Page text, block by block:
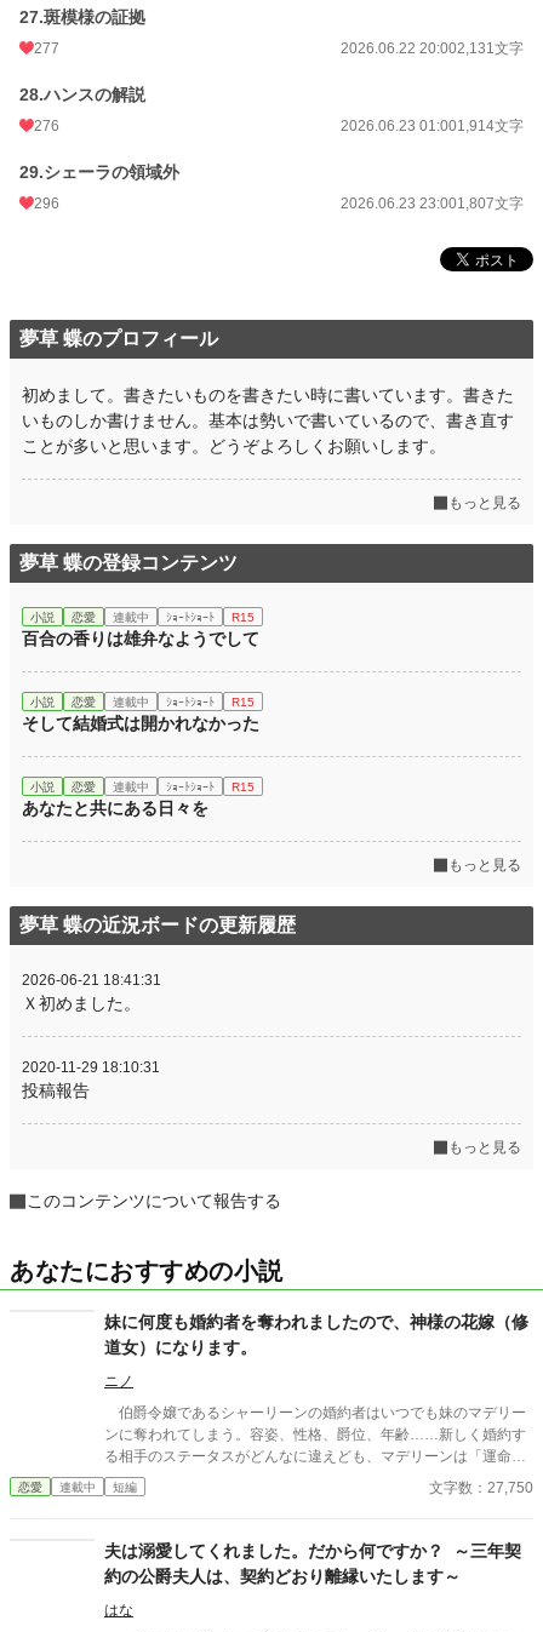
27.斑模様の証拠
277 2026.06.22 20:002,131文字
28.ハンスの解説
276 2026.06.23 01:001,914文字
29.シェーラの領域外
296 2026.06.23 23:001,807文字
夢草 蝶のプロフィール
初めまして。書きたいものを書きたい時に書いています。書きた
いものしか書けません。基本は勢いで書いているので、書き直す
ことが多いと思います。どうぞよろしくお願いします。
もっと見る
夢草 蝶の登録コンテンツ
小説 恋愛 連載中 ｼｮｰﾄｼｮｰﾄ R15
百合の香りは雄弁なようでして
小説 恋愛 連載中 ｼｮｰﾄｼｮｰﾄ R15
そして結婚式は開かれなかった
小説 恋愛 連載中 ｼｮｰﾄｼｮｰﾄ R15
あなたと共にある日々を
もっと見る
夢草 蝶の近況ボードの更新履歴
2026-06-21 18:41:31
Ｘ初めました。
2020-11-29 18:10:31
投稿報告
もっと見る
このコンテンツについて報告する
あなたにおすすめの小説
妹に何度も婚約者を奪われましたので、神様の花嫁（修
道女）になります。
ニノ
伯爵令嬢であるシャーリーンの婚約者はいつでも妹のマデリー
ンに奪われてしまう。容姿、性格、爵位、年齢……新しく婚約す
る相手のステータスがどんなに違えども、マデリーンは「運命の
恋に落ちてしまったのです」の一言でシャーリーンから婚約者を
奪ってしまうのだ。 沢山の運命の恋に落ちる妹にも、直ぐに心変
にもいい加減うんざりしたシャーリーンは思い立つ。 「そうだ！
神様の花嫁になればもう妹に婚約者を奪われることはないんだ
わ！！」 ※小説家になろう様でも投稿しております。
恋愛 連載中 短編 文字数：27,750
夫は溺愛してくれました。だから何ですか？ ～三年契
約の公爵夫人は、契約どおり離縁いたします～
はな